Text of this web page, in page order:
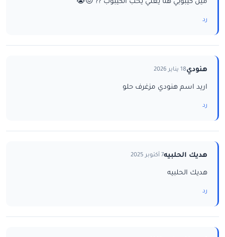
مين كيبوبي هنا يعني يحب الكيبوب ?? 😖😭
رد
هنودي18 يناير 2026
اريد اسم هنودي مزغرف حلو
رد
هديك الحلبيه7 أكتوبر 2025
هديك الحلبيه
رد